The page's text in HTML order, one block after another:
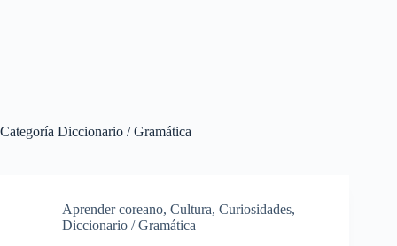
Categoría Diccionario / Gramática
Aprender coreano, Cultura, Curiosidades,
Diccionario / Gramática